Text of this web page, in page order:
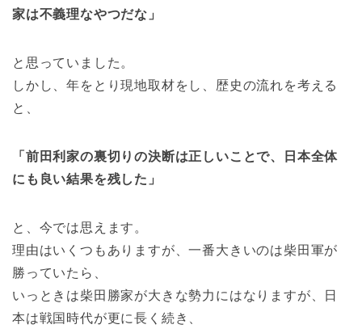
家は不義理なやつだな」
と思っていました。
しかし、年をとり現地取材をし、歴史の流れを考える
と、
「前田利家の裏切りの決断は正しいことで、日本全体
にも良い結果を残した」
と、今では思えます。
理由はいくつもありますが、一番大きいのは柴田軍が
勝っていたら、
いっときは柴田勝家が大きな勢力にはなりますが、日
本は戦国時代が更に長く続き、